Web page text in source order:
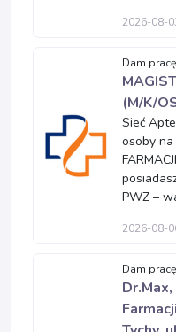
2026-08-
Dam pracę
(M/K/
Sieć
osoby
PWZ –
2026-08-
Dam pracę